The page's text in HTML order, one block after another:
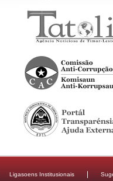
Ligasoens Institusionais